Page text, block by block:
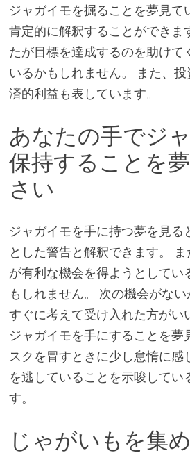
ジャガイモを掘ることを夢見て
肯定的に解釈することができま
たが目標を達成するのを助けて
いるかもしれません。 また、
済的利益も表しています。
あなたの手でジ
保持することを
さい
ジャガイモを手に持つ夢を見る
とした警告と解釈できます。
が有利な機会を得ようとしてい
もしれません。 次の機会がない
すぐに考えて受け入れた方がい
ジャガイモを手にすることを夢
スクを冒すときに少し怠惰に感
を逃していることを示唆してい
す。
じゃがいもを集